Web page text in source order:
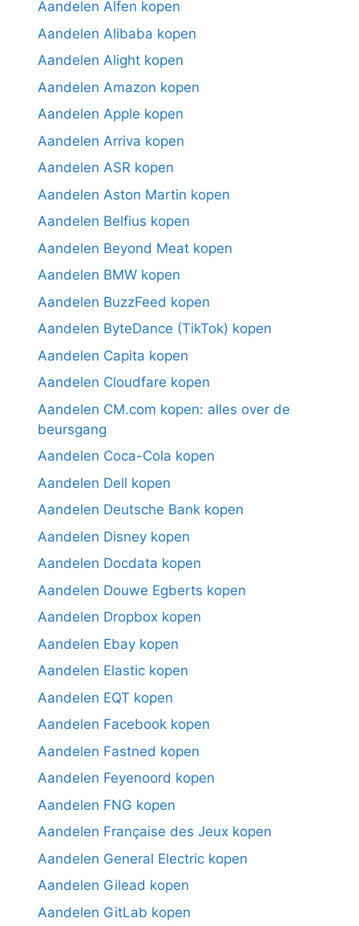
Aandelen Alfen kopen
Aandelen Alibaba kopen
Aandelen Alight kopen
Aandelen Amazon kopen
Aandelen Apple kopen
Aandelen Arriva kopen
Aandelen ASR kopen
Aandelen Aston Martin kopen
Aandelen Belfius kopen
Aandelen Beyond Meat kopen
Aandelen BMW kopen
Aandelen BuzzFeed kopen
Aandelen ByteDance (TikTok) kopen
Aandelen Capita kopen
Aandelen Cloudfare kopen
Aandelen CM.com kopen: alles over de
beursgang
Aandelen Coca-Cola kopen
Aandelen Dell kopen
Aandelen Deutsche Bank kopen
Aandelen Disney kopen
Aandelen Docdata kopen
Aandelen Douwe Egberts kopen
Aandelen Dropbox kopen
Aandelen Ebay kopen
Aandelen Elastic kopen
Aandelen EQT kopen
Aandelen Facebook kopen
Aandelen Fastned kopen
Aandelen Feyenoord kopen
Aandelen FNG kopen
Aandelen Française des Jeux kopen
Aandelen General Electric kopen
Aandelen Gilead kopen
Aandelen GitLab kopen